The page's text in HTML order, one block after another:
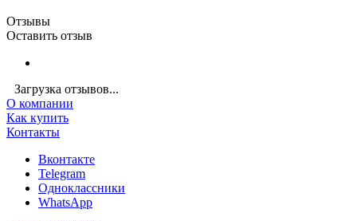
Отзывы
Оставить отзыв
Загрузка отзывов...
О компании
Как купить
Контакты
Вконтакте
Telegram
Одноклассники
WhatsApp